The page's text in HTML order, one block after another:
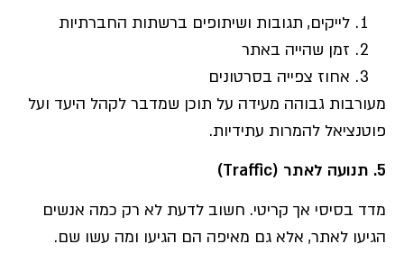
לייקים, תגובות ושיתופים ברשתות החברתיות
זמן שהייה באתר
אחוז צפייה בסרטונים
מעורבות גבוהה מעידה על תוכן שמדבר לקהל היעד ועל
פוטנציאל להמרות עתידיות.
5. תנועה לאתר (Traffic)
מדד בסיסי אך קריטי. חשוב לדעת לא רק כמה אנשים
הגיעו לאתר, אלא גם מאיפה הם הגיעו ומה עשו שם.